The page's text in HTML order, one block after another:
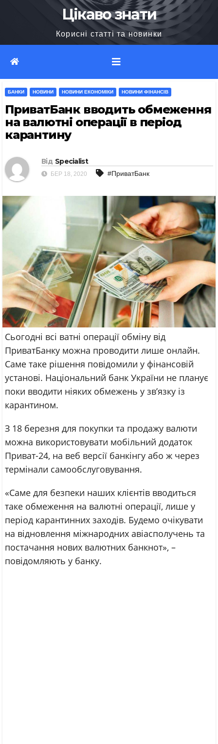
Цікаво знати
Корисні статті та новинки
БАНКИ НОВИНИ НОВИНИ ЕКОНОМІКИ НОВИНИ ФІНАНСІВ
ПриватБанк вводить обмеження
на валютні операції в період
карантину
Від Specialist
БЕР 18, 2020 #ПриватБанк
Сьогодні всі ватні операції обміну від
ПриватБанку можна проводити лише онлайн.
Саме таке рішення повідомили у фінансовій
установі. Національний банк України не планує
поки вводити ніяких обмежень у зв’язку із
карантином.
З 18 березня для покупки та продажу валюти
можна використовувати мобільний додаток
Приват-24, на веб версії банкінгу або ж через
термінали самообслуговування.
«Саме для безпеки наших клієнтів вводиться
таке обмеження на валютні операції, лише у
період карантинних заходів. Будемо очікувати
на відновлення міжнародних авіасполучень та
постачання нових валютних банкнот», –
повідомляють у банку.